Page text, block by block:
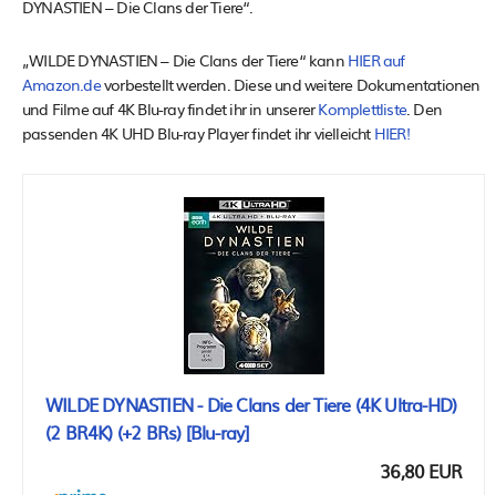
DYNASTIEN – Die Clans der Tiere“.
„WILDE DYNASTIEN – Die Clans der Tiere“ kann HIER auf
Amazon.devorbestellt werden. Diese und weitere Dokumentationen
und Filme auf 4K Blu-ray findet ihr in unsererKomplettliste. Den
passenden 4K UHD Blu-ray Player findet ihr vielleicht HIER!
WILDE DYNASTIEN - Die Clans der Tiere (4K Ultra-HD)
(2 BR4K) (+2 BRs) [Blu-ray]
36,80 EUR